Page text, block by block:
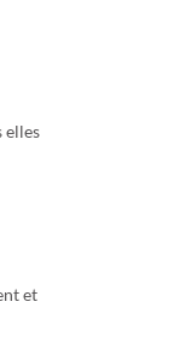
elles
et